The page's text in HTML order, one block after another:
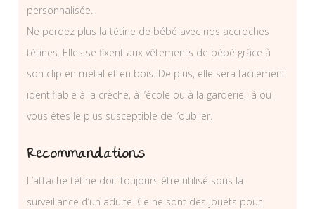
personnalisée.
Ne perdez plus la tétine de bébé avec nos accroches
tétines. Elles se fixent aux vêtements de bébé grâce à
son clip en métal et en bois. De plus, elle sera facilement
identifiable à la crèche, à l’école ou à la garderie, là ou
vous êtes le plus susceptible de l’oublier.
Recommandations
L’attache tétine doit toujours être utilisé sous la
surveillance d’un adulte. Ce ne sont des jouets pour